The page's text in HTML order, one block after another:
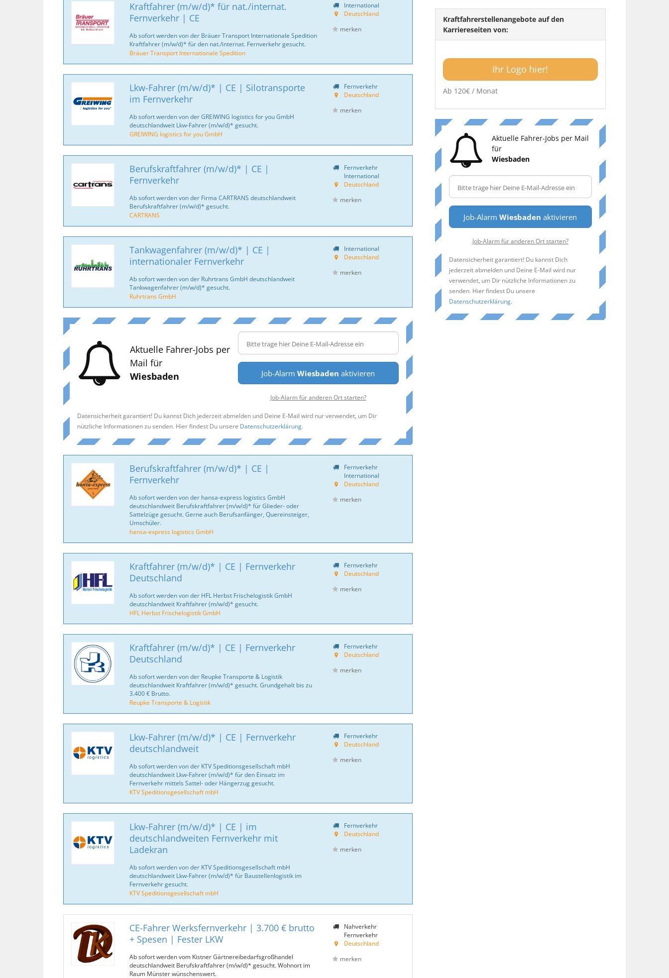
Kraftfahrer (m/w/d)* für nat./internat.
Fernverkehr | CE
Ab sofort werden von der Bräuer Transport Internationale Spedition
Kraftfahrer (m/w/d)* für den nat./internat. Fernverkehr gesucht.
Bräuer Transport Internationale Spedition
International
Deutschland
merken
Lkw-Fahrer (m/w/d)* | CE | Silotransporte
im Fernverkehr
Ab sofort werden von der GREIWING logistics for you GmbH
deutschlandweit Lkw-Fahrer (m/w/d)* gesucht.
GREIWING logistics for you GmbH
Fernverkehr
Deutschland
merken
Berufskraftfahrer (m/w/d)* | CE |
Fernverkehr
Ab sofort werden von der Firma CARTRANS deutschlandweit
Berufskraftfahrer (m/w/d)* gesucht.
CARTRANS
Fernverkehr
International
Deutschland
merken
Tankwagenfahrer (m/w/d)* | CE |
internationaler Fernverkehr
Ab sofort werden von der Ruhrtrans GmbH deutschlandweit
Tankwagenfahrer (m/w/d)* gesucht.
Ruhrtrans GmbH
International
Deutschland
merken
Aktuelle Fahrer-Jobs per
Mail für
Wiesbaden
Job-AlarmWiesbaden aktivieren
Job-Alarm für anderen Ort starten?
Datensicherheit garantiert! Du kannst Dich jederzeit abmelden und Deine E-Mail wird nur verwendet, um Dir
nützliche Informationen zu senden. Hier findest Du unsere Datenschutzerklärung.
Berufskraftfahrer (m/w/d)* | CE |
Fernverkehr
Ab sofort werden von der hansa-express logistics GmbH
deutschlandweit Berufskraftfahrer (m/w/d)* für Glieder- oder
Sattelzüge gesucht. Gerne auch Berufsanfänger, Quereinsteiger,
Umschüler.
hansa-express logistics GmbH
Fernverkehr
International
Deutschland
merken
Kraftfahrer (m/w/d)* | CE | Fernverkehr
Deutschland
Ab sofort werden von der HFL Herbst Frischelogistik GmbH
deutschlandweit Kraftfahrer (m/w/d)* gesucht.
HFL Herbst Frischelogistik GmbH
Fernverkehr
Deutschland
merken
Kraftfahrer (m/w/d)* | CE | Fernverkehr
Deutschland
Ab sofort werden von der Reupke Transporte & Logistik
deutschlandweit Kraftfahrer (m/w/d)* gesucht. Grundgehalt bis zu
3.400 € Brutto.
Reupke Transporte & Logistik
Fernverkehr
Deutschland
merken
Lkw-Fahrer (m/w/d)* | CE | Fernverkehr
deutschlandweit
Ab sofort werden von der KTV Speditionsgesellschaft mbH
deutschlandweit Lkw-Fahrer (m/w/d)* für den Einsatz im
Fernverkehr mittels Sattel- oder Hängerzug gesucht.
KTV Speditionsgesellschaft mbH
Fernverkehr
Deutschland
merken
Lkw-Fahrer (m/w/d)* | CE | im
deutschlandweiten Fernverkehr mit
Ladekran
Ab sofort werden von der KTV Speditionsgesellschaft mbH
deutschlandweit Lkw-Fahrer (m/w/d)* für Baustellenlogistik im
Fernverkehr gesucht.
KTV Speditionsgesellschaft mbH
Fernverkehr
Deutschland
merken
CE-Fahrer Werksfernverkehr | 3.700 € brutto
+ Spesen | Fester LKW
Ab sofort werden vom Kistner Gärtnereibedarfsgroßhandel
deutschlandweit Berufskraftfahrer (m/w/d)* gesucht. Wohnort im
Raum Münster wünschenswert.
Nahverkehr
Fernverkehr
Deutschland
merken
Kraftfahrerstellenangebote auf den
Karriereseiten von:
Ihr Logo hier!
Ab 120€ / Monat
Aktuelle Fahrer-Jobs per Mail
für
Wiesbaden
Job-AlarmWiesbaden aktivieren
Job-Alarm für anderen Ort starten?
Datensicherheit garantiert! Du kannst Dich
jederzeit abmelden und Deine E-Mail wird nur
verwendet, um Dir nützliche Informationen zu
senden. Hier findest Du unsere
Datenschutzerklärung.